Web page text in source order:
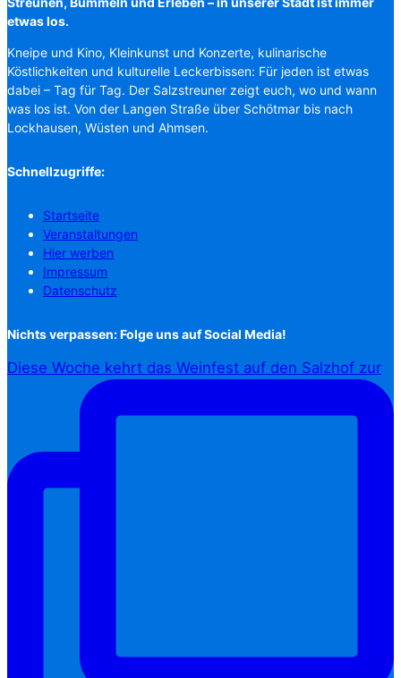
etwas los.
Kneipe und Kino, Kleinkunst und Konzerte, kulinarische
Köstlichkeiten und kulturelle Leckerbissen: Für jeden ist etwas
dabei – Tag für Tag. Der Salzstreuner zeigt euch, wo und wann
was los ist. Von der Langen Straße über Schötmar bis nach
Lockhausen, Wüsten und Ahmsen.
Schnellzugriffe:
Startseite
Veranstaltungen
Hier werben
Impressum
Datenschutz
Nichts verpassen: Folge uns auf Social Media!
Diese Woche kehrt das Weinfest auf den Salzhof zur